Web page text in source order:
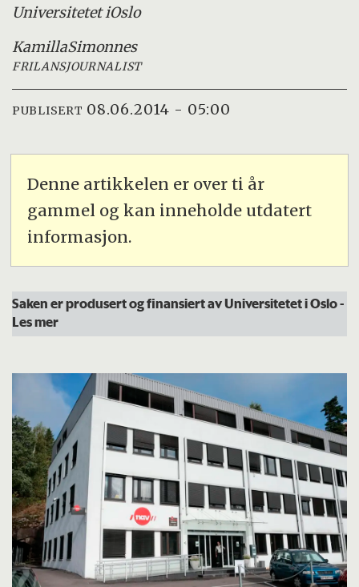
Universitetet iOslo
KamillaSimonnes
FRILANSJOURNALIST
PUBLISERT 08.06.2014 - 05:00
Denne artikkelen er over ti år
gammel og kan inneholde utdatert
informasjon.
Saken er produsert og finansiert av Universitetet i Oslo-
Les mer